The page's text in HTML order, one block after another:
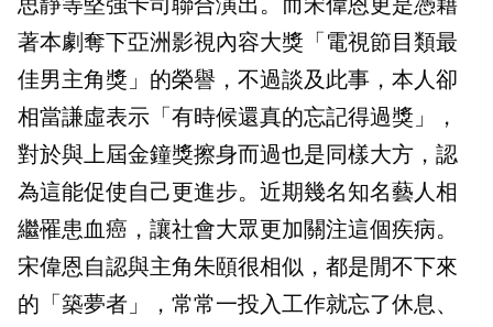
著本劇奪下亞洲影視內容大獎「電視節目類最
佳男主角獎」的榮譽，不過談及此事，本人卻
相當謙虛表示「有時候還真的忘記得過獎」，
對於與上屆金鐘獎擦身而過也是同樣大方，認
為這能促使自己更進步。近期幾名知名藝人相
繼罹患血癌，讓社會大眾更加關注這個疾病。
宋偉恩自認與主角朱頤很相似，都是閒不下來
的「築夢者」，常常一投入工作就忘了休息、